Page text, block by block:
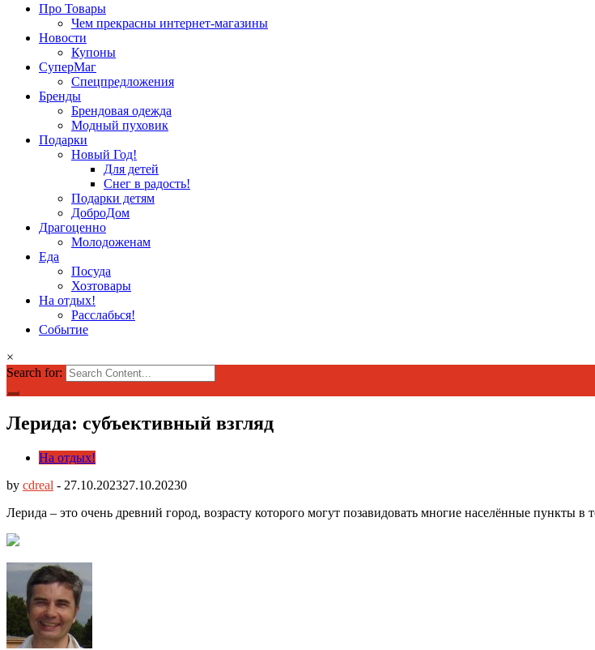
Про Товары
Чем прекрасны интернет-магазины
Новости
Купоны
СуперМаг
Спецпредложения
Бренды
Брендовая одежда
Модный пуховик
Подарки
Новый Год!
Для детей
Снег в радость!
Подарки детям
ДоброДом
Драгоценно
Молодоженам
Еда
Посуда
Хозтовары
На отдых!
Расслабься!
Событие
×
Search for:
Лерида: субъективный взгляд
На отдых!
by cdreal - 27.10.202327.10.20230
Лерида – это очень древний город, возрасту которого могут позавидовать многие населённые пункты